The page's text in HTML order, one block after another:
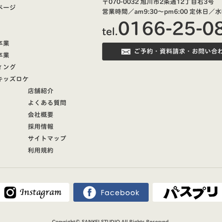
ージ
業
業
ング
ッズロケ
店舗紹介
よくある質問
会社概要
採用情報
サイトマップ
利用規約
〒070-0032 旭川市2条通12丁目右3号
営業時間／am9:30～pm6:00 定休日／
tel.0166-25-
ご予約・資料請求・お問い合